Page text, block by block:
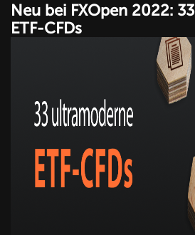
Neu bei FXOpen 2022:
ETF-CFDs